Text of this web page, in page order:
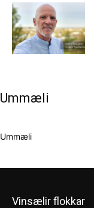
Ummæli
Ummæli
Vinsælir flokkar